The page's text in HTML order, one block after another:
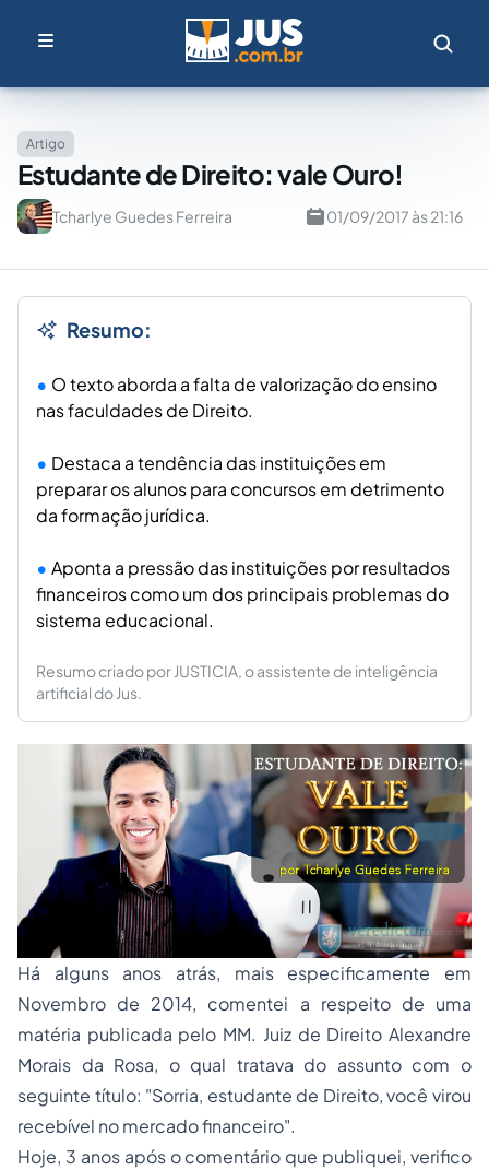
Artigo
Estudante de Direito: vale Ouro!
Tcharlye Guedes Ferreira 01/09/2017 às 21:16
Resumo:
O texto aborda a falta de valorização do ensino
nas faculdades de Direito.
Destaca a tendência das instituições em
preparar os alunos para concursos em detrimento
da formação jurídica.
Aponta a pressão das instituições por resultados
financeiros como um dos principais problemas do
sistema educacional.
Resumo criado por JUSTICIA, o assistente de inteligência
artificial do Jus.
Há alguns anos atrás, mais especificamente em
Novembro de 2014, comentei a respeito de uma
matéria publicada pelo MM. Juiz de Direito Alexandre
Morais da Rosa, o qual tratava do assunto com o
seguinte título: "Sorria, estudante de Direito, você virou
recebível no mercado financeiro".
Hoje, 3 anos após o comentário que publiquei, verifico